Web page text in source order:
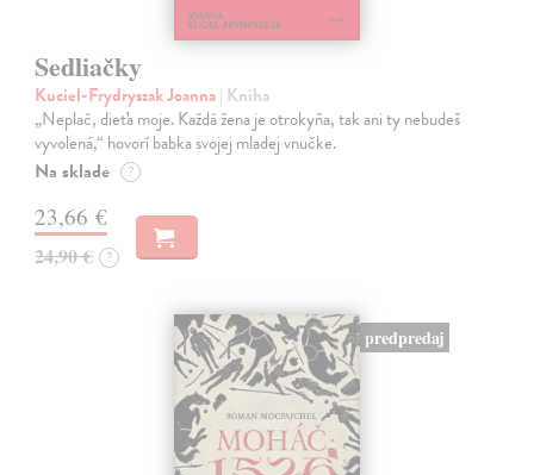
Sedliačky
Kuciel-Frydryszak Joanna| Kniha
„Neplač, dieťa moje. Každá žena je otrokyňa, tak ani ty nebudeš
vyvolená,“ hovorí babka svojej mladej vnučke.
Na sklade ?
23,66 €
24,90 € ?
predpredaj